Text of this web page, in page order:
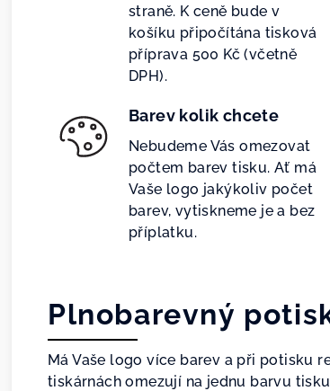
straně. K ceně bude v
košíku připočítána tisková
příprava 500 Kč (včetně
DPH).
Barev kolik chcete
Nebudeme Vás omezovat
počtem barev tisku. Ať má
Vaše logo jakýkoliv počet
barev, vytiskneme je a bez
příplatku.
Plnobarevný
Má Vaše logo více barev a při potisku
tiskárnách omezují na jednu barvu